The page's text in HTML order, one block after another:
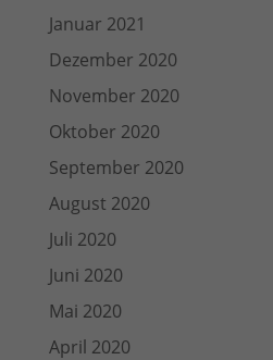
Januar 2021
Dezember 2020
November 2020
Oktober 2020
September 2020
August 2020
Juli 2020
Juni 2020
Mai 2020
April 2020